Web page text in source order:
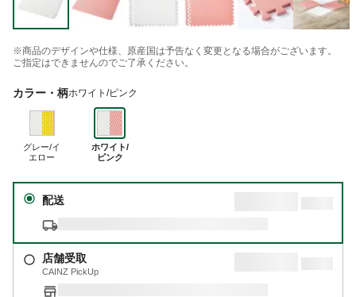
※商品のデザインや仕様、原産国は予告なく変更となる場合がございます。
ご指定はできませんのでご了承ください。
カラー・柄ホワイト/ピンク
グレー/イ
エロー
ホワイト/
ピンク
配送
店舗受取
CAINZ PickUp